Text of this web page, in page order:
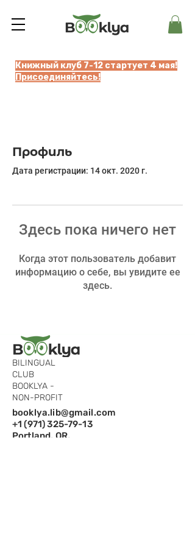
Книжный клуб 7-12 стартует 4 мая!
Присоединяйтесь!
Профиль
Дата регистрации: 14 окт. 2020 г.
Здесь пока ничего нет
Когда этот пользователь добавит
информацию о себе, вы увидите ее
здесь.
BILINGUAL
CLUB
BOOKLYA -
NON-PROFIT
booklya.lib@gmail.com
+1 (971) 325-79-13
Portland, OR,